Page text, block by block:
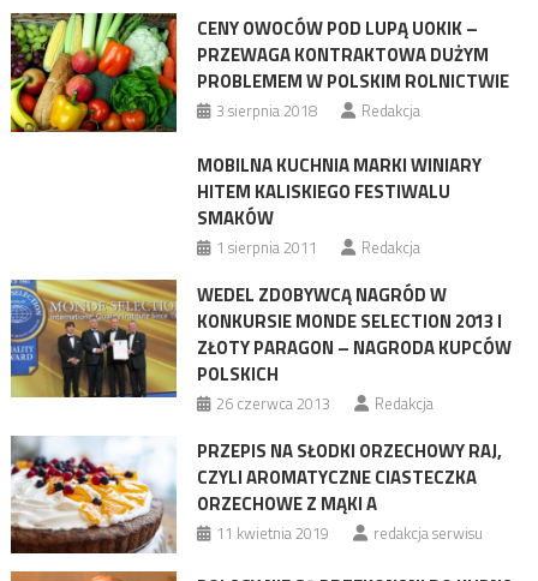
CENY OWOCÓW POD LUPĄ UOKIK –
PRZEWAGA KONTRAKTOWA DUŻYM
PROBLEMEM W POLSKIM ROLNICTWIE
3 sierpnia 2018 Redakcja
MOBILNA KUCHNIA MARKI WINIARY
HITEM KALISKIEGO FESTIWALU
SMAKÓW
1 sierpnia 2011 Redakcja
WEDEL ZDOBYWCĄ NAGRÓD W
KONKURSIE MONDE SELECTION 2013 I
ZŁOTY PARAGON – NAGRODA KUPCÓW
POLSKICH
26 czerwca 2013 Redakcja
PRZEPIS NA SŁODKI ORZECHOWY RAJ,
CZYLI AROMATYCZNE CIASTECZKA
ORZECHOWE Z MĄKI A
11 kwietnia 2019 redakcja serwisu